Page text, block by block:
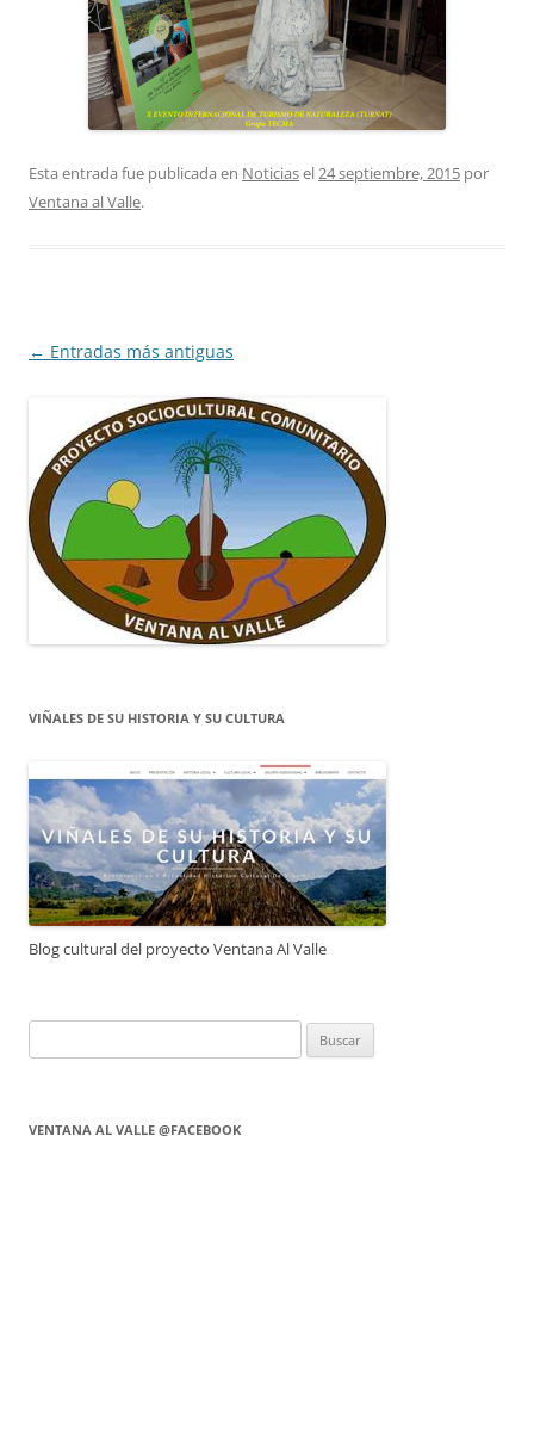
Esta entrada fue publicada en Noticiasel24 septiembre, 2015 por
Ventana al Valle.
Navegación
entradas
← Entradas más antiguas
VIÑALES DE SU HISTORIA Y SU CULTURA
Blog cultural del proyecto Ventana Al Valle
VENTANA AL VALLE @FACEBOOK